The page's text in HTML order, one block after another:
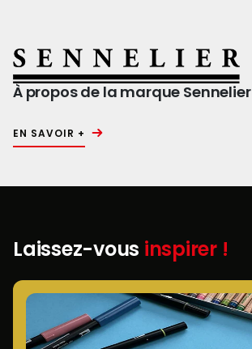
À propos de la marque Sennelier
EN SAVOIR +
Laissez-vous inspirer !